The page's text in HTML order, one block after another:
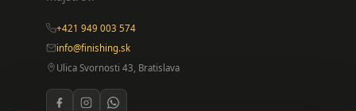
+421 949 003 574
info@finishing.sk
Ulica Svornosti 43, Bratislava